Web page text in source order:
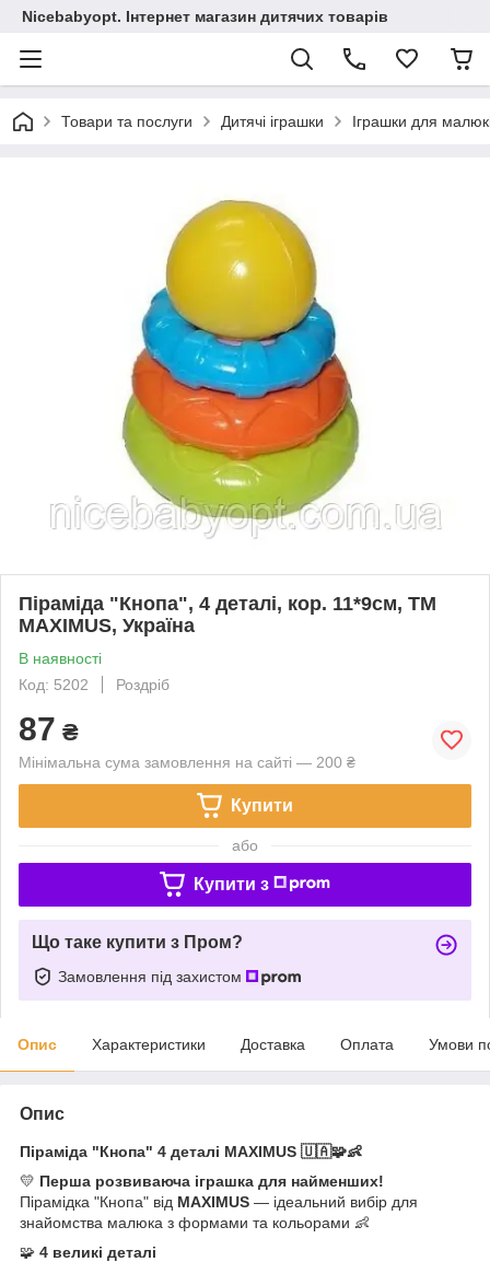
Nicebabyopt. Інтернет магазин дитячих товарів
Товари та послуги Дитячі іграшки Іграшки для
Піраміда "Кнопа", 4 деталі, кор. 11*9см, ТМ
MAXIMUS, Україна
В наявності
Код: 5202
Роздріб
87 ₴
Мінімальна сума замовлення на сайті — 200 ₴
Купити
або
Купити з
Що таке купити з Пром?
Замовлення під захистом
Опис Характеристики Доставка Оплата Умови
Опис
Піраміда "Кнопа" 4 деталі MAXIMUS 🇺🇦🧩👶
💛 Перша розвиваюча іграшка для найменших!
Пірамідка "Кнопа" від MAXIMUS — ідеальний вибір для
знайомства малюка з формами та кольорами 👶
🧩 4 великі деталі